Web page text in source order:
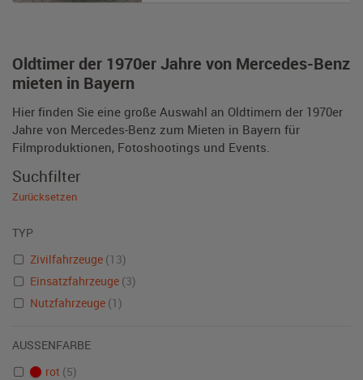
Oldtimer der 1970er Jahre von Mercedes-Benz
mieten in Bayern
Hier finden Sie eine große Auswahl an Oldtimern der 1970er
Jahre von Mercedes-Benz zum Mieten in Bayern für
Filmproduktionen, Fotoshootings und Events.
Suchfilter
Zurücksetzen
TYP
Zivilfahrzeuge (13)
Einsatzfahrzeuge (3)
Nutzfahrzeuge (1)
AUSSENFARBE
rot (5)